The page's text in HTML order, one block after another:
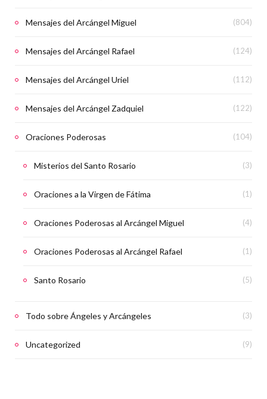
Mensajes del Arcángel Miguel (804)
Mensajes del Arcángel Rafael (124)
Mensajes del Arcángel Uriel (112)
Mensajes del Arcángel Zadquiel (122)
Oraciones Poderosas (104)
Misterios del Santo Rosario (3)
Oraciones a la Virgen de Fátima (1)
Oraciones Poderosas al Arcángel Miguel (4)
Oraciones Poderosas al Arcángel Rafael (1)
Santo Rosario (5)
Todo sobre Ángeles y Arcángeles (3)
Uncategorized (9)